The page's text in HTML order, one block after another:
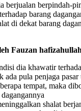
berjualan berpindah-
barang
di dekat barang
Fauzan
dia khawatir
ada pula penjaga
tempat, maka
shalat